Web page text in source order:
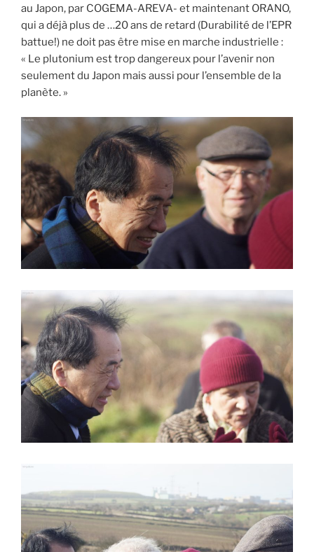
au Japon, par COGEMA-AREVA- et maintenant ORANO,
qui a déjà plus de …20 ans de retard (Durabilité de l’EPR
battue!) ne doit pas être mise en marche industrielle :
« Le plutonium est trop dangereux pour l’avenir non
seulement du Japon mais aussi pour l’ensemble de la
planète. »